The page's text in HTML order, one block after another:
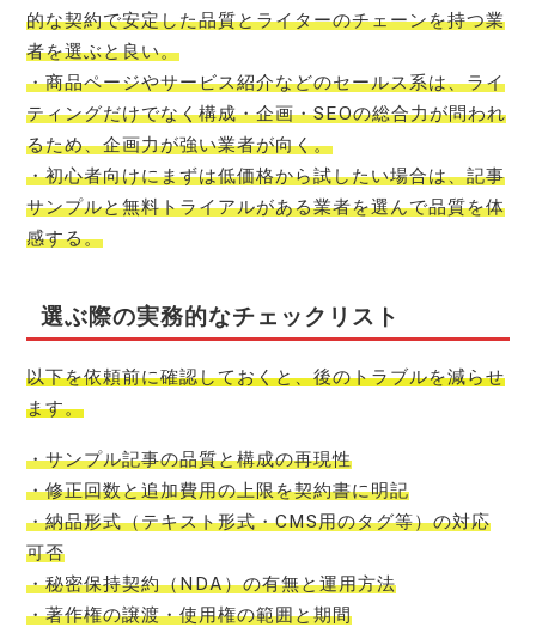
的な契約で安定した品質とライターのチェーンを持つ業
者を選ぶと良い。
・商品ページやサービス紹介などのセールス系は、ライ
ティングだけでなく構成・企画・SEOの総合力が問われ
るため、企画力が強い業者が向く。
・初心者向けにまずは低価格から試したい場合は、記事
サンプルと無料トライアルがある業者を選んで品質を体
感する。
選ぶ際の実務的なチェックリスト
以下を依頼前に確認しておくと、後のトラブルを減らせ
ます。
・サンプル記事の品質と構成の再現性
・修正回数と追加費用の上限を契約書に明記
・納品形式（テキスト形式・CMS用のタグ等）の対応
可否
・秘密保持契約（NDA）の有無と運用方法
・著作権の譲渡・使用権の範囲と期間